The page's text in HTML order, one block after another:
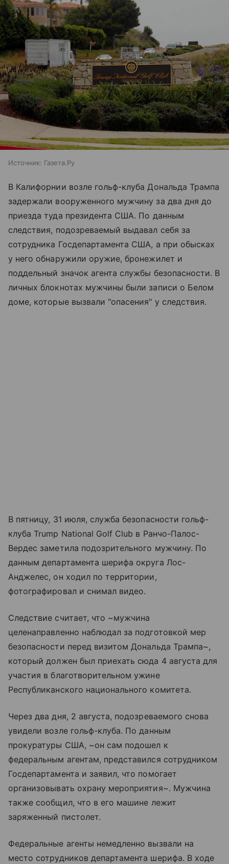
Источник: Газета.Ру
В Калифорнии возле гольф-клуба Дональда Трампа
задержали вооруженного мужчину за два дня до
приезда туда президента США. По данным
следствия, подозреваемый выдавал себя за
сотрудника Госдепартамента США, а при обысках
у него обнаружили оружие, бронежилет и
поддельный значок агента службы безопасности. В
личных блокнотах мужчины были записи о Белом
доме, которые вызвали "опасения" у следствия.
В пятницу, 31 июля, служба безопасности гольф-
клуба Trump National Golf Club в Ранчо-Палос-
Вердес заметила подозрительного мужчину. По
данным департамента шерифа округа Лос-
Анджелес, он ходил по территории,
фотографировал и снимал видео.
Следствие считает, что ~мужчина
целенаправленно наблюдал за подготовкой мер
безопасности перед визитом Дональда Трампа~,
который должен был приехать сюда 4 августа для
участия в благотворительном ужине
Республиканского национального комитета.
Через два дня, 2 августа, подозреваемого снова
увидели возле гольф-клуба. По данным
прокуратуры США, ~он сам подошел к
федеральным агентам, представился сотрудником
Госдепартамента и заявил, что помогает
организовывать охрану мероприятия~. Мужчина
также сообщил, что в его машине лежит
заряженный пистолет.
Федеральные агенты немедленно вызвали на
место сотрудников департамента шерифа. В ходе